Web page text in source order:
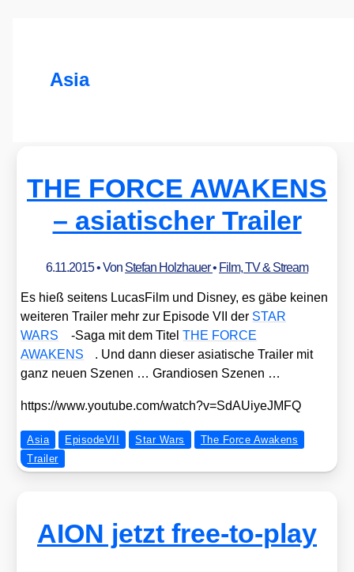
Asia
THE FORCE AWAKENS
– asiatischer Trailer
6.11.2015• Von Stefan Holzhauer• Film, TV & Stream
Es hieß sei­tens Lucas­Film und Dis­ney, es gäbe kei­nen
wei­te­ren Trai­ler mehr zur Epi­so­de VII der STAR
WARS
-Saga mit dem TitelTHE FORCE
AWAKENS
. Und dann die­ser asia­ti­sche Trai­ler mit
ganz neu­en Sze­nen … Gran­dio­sen Sze­nen …
https://​www​.you​tube​.com/​w​a​t​c​h​?​v​=​S​d​A​U​i​y​e​J​MFQ
Asia EpisodeVII Star Wars
The Force Awakens
Trailer
AION jetzt free-to-play